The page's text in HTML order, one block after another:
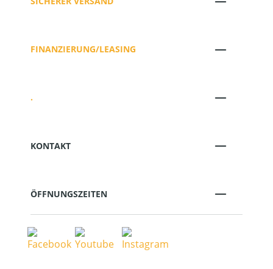
FINANZIERUNG/LEASING
.
KONTAKT
ÖFFNUNGSZEITEN